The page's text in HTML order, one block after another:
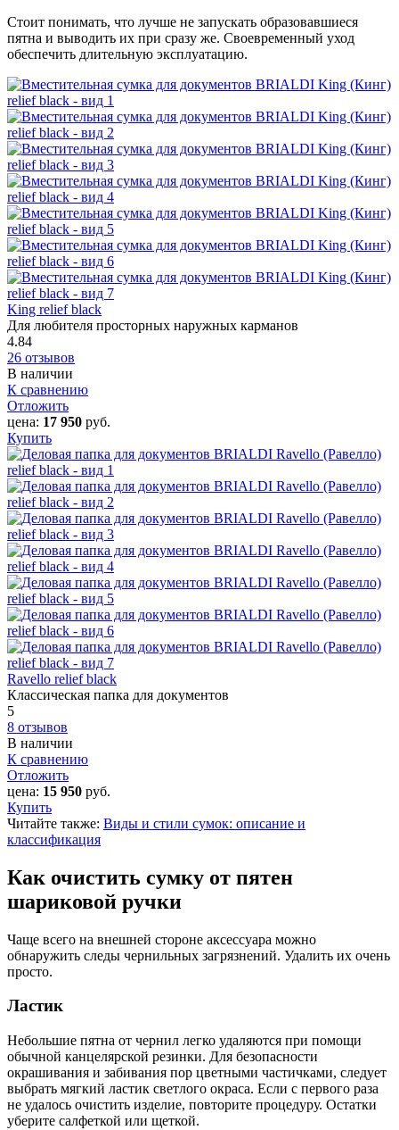
Стоит понимать, что лучше не запускать образовавшиеся
пятна и выводить их при сразу же. Своевременный уход
обеспечить длительную эксплуатацию.
King relief black
Для любителя просторных наружных карманов
4.84
26 отзывов
В наличии
К сравнению
Отложить
цена: 17 950 руб.
Купить
Ravello relief black
Классическая папка для документов
5
8 отзывов
В наличии
К сравнению
Отложить
цена: 15 950 руб.
Купить
Читайте также: Виды и стили сумок: описание и
классификация
Как очистить сумку от пятен
шариковой ручки
Чаще всего на внешней стороне аксессуара можно
обнаружить следы чернильных загрязнений. Удалить их очень
просто.
Ластик
Небольшие пятна от чернил легко удаляются при помощи
обычной канцелярской резинки. Для безопасности
окрашивания и забивания пор цветными частичками, следует
выбрать мягкий ластик светлого окраса. Если с первого раза
не удалось очистить изделие, повторите процедуру. Остатки
уберите салфеткой или щеткой.